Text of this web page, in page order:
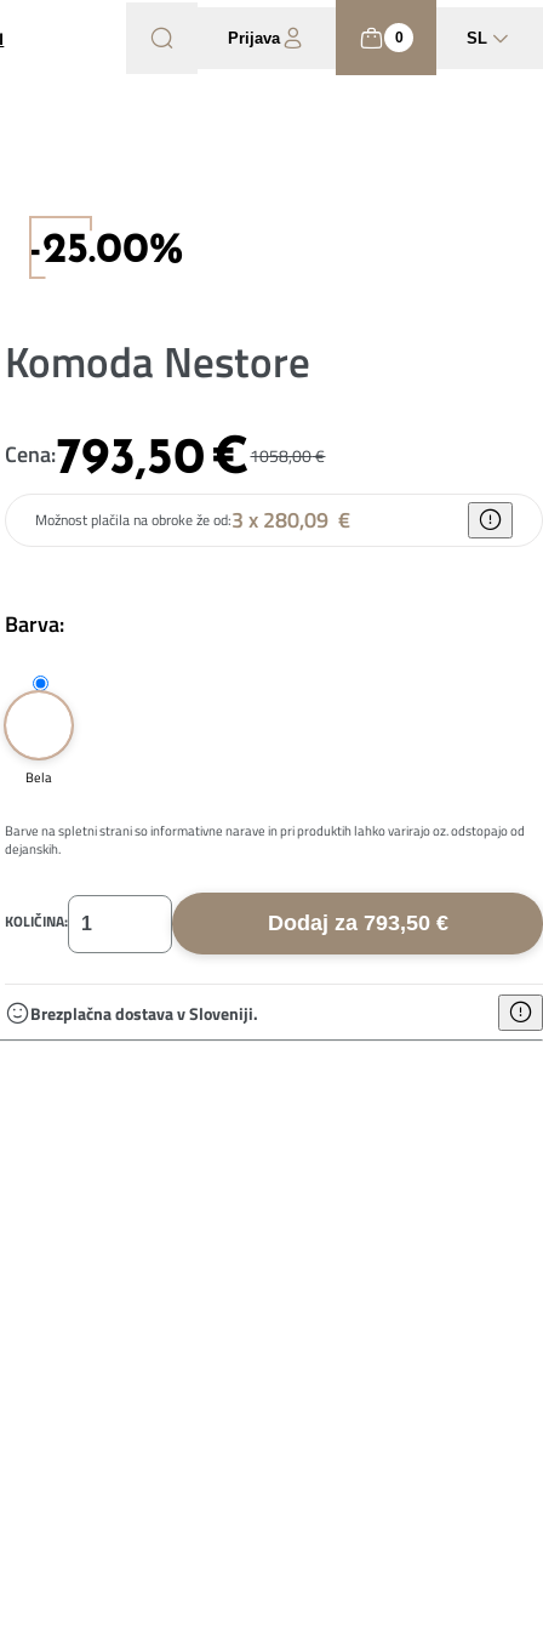
Prijava 0 SL
-25.00%
Komoda Nestore
Cena:793,50€1058,00€
Možnost plačila na obroke že od:3 x 280,09 €
Barva:
Bela
Barve na spletni strani so informativne narave in pri produktih lahko varirajo oz. odstopajo od
dejanskih.
KOLIČINA: Dodaj za 793,50 €
Brezplačna dostava v Sloveniji.